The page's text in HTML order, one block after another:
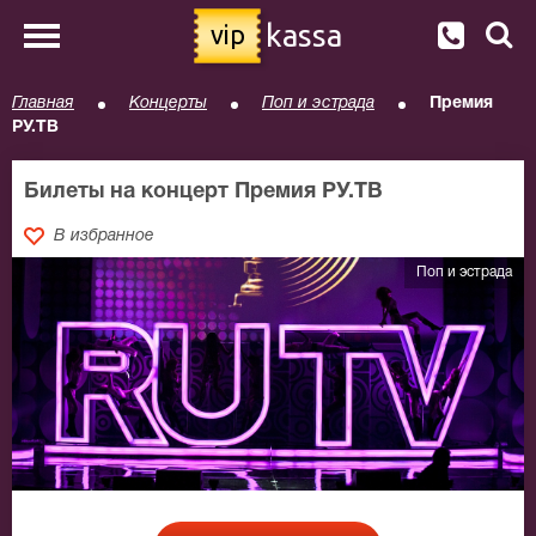
vip kassa
Главная Концерты Поп и эстрада
Премия
РУ.ТВ
Билеты на концерт Премия РУ.ТВ
В избранное
Поп и эстрада